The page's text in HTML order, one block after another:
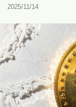
2025/11/14